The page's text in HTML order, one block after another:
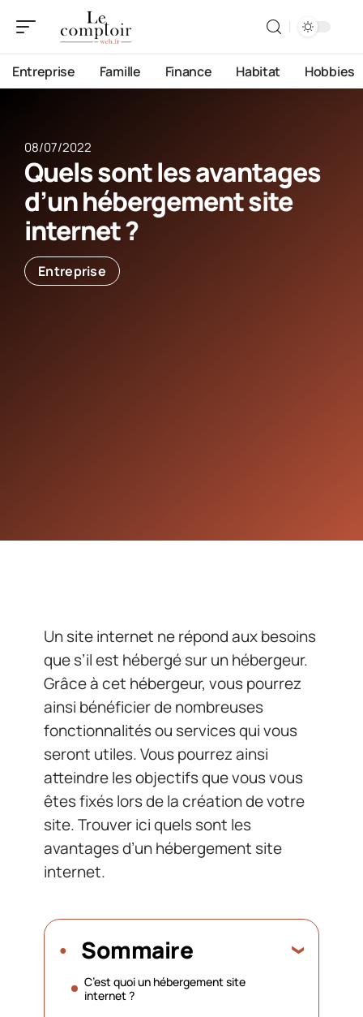
Entreprise Famille Finance Habitat Hobbies
08/07/2022
Quels sont les avantages
d’un hébergement site
internet ?
Entreprise
Un site internet ne répond aux besoins
que s’il est hébergé sur un hébergeur.
Grâce à cet hébergeur, vous pourrez
ainsi bénéficier de nombreuses
fonctionnalités ou services qui vous
seront utiles. Vous pourrez ainsi
atteindre les objectifs que vous vous
êtes fixés lors de la création de votre
site. Trouver ici quels sont les
avantages d’un hébergement site
internet.
Sommaire
C’est quoi un hébergement site
internet ?